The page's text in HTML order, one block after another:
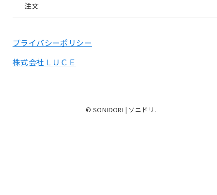
注文
プライバシーポリシー
株式会社ＬＵＣＥ
© SONIDORI | ソニドリ.